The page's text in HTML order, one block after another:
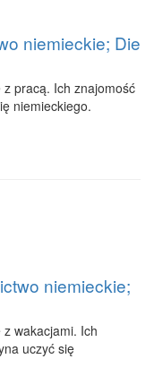
niemieckie; Die
z pracą. Ich znajomość
niemieckiego.
niemieckie;
wakacjami. Ich
uczyć się